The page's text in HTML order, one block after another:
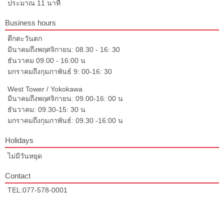
ประมาณ 11 นาที
Business hours
ตึกตะวันตก
มีนาคมถึงพฤศจิกายน: 08.30 - 16: 30
ธันวาคม 09.00 - 16:00 น
มกราคมถึงกุมภาพันธ์ 9: 00-16: 30
West Tower / Yokokawa
มีนาคมถึงพฤศจิกายน: 09.00-16: 00 น
ธันวาคม: 09.30-15: 30 น
มกราคมถึงกุมภาพันธ์: 09.30 -16:00 น
Holidays
ไม่มีวันหยุด
Contact
TEL:077-578-0001